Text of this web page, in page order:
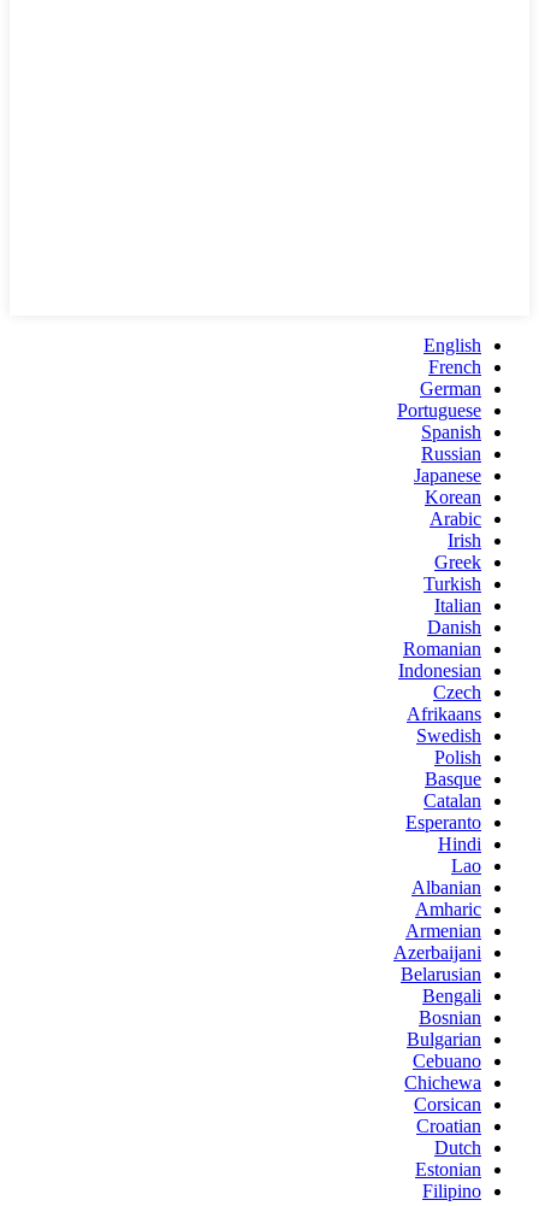
English
French
German
Portuguese
Spanish
Russian
Japanese
Korean
Arabic
Irish
Greek
Turkish
Italian
Danish
Romanian
Indonesian
Czech
Afrikaans
Swedish
Polish
Basque
Catalan
Esperanto
Hindi
Lao
Albanian
Amharic
Armenian
Azerbaijani
Belarusian
Bengali
Bosnian
Bulgarian
Cebuano
Chichewa
Corsican
Croatian
Dutch
Estonian
Filipino